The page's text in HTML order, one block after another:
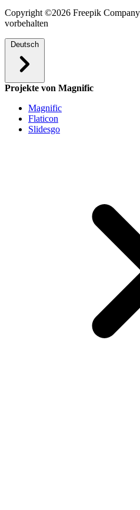
Copyright ©2026 Freepik
vorbehalten
Deutsch
Projekte von Magnific
Magnific
Flaticon
Slidesgo